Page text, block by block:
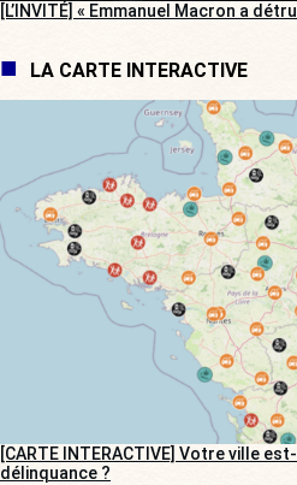
[L’INVITÉ] « Emmanuel Macron a
LA CARTE INTERACTIVE
[CARTE INTERACTIVE] Votre ville
délinquance ?